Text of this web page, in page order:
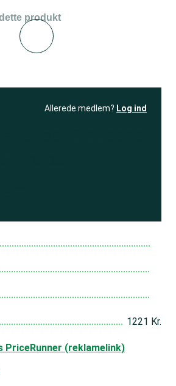
produkt
Allerede medlem? Log ind
1221 Kr.
PriceRunner (reklamelink)